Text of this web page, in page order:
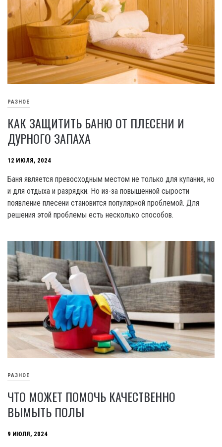
РАЗНОЕ
КАК ЗАЩИТИТЬ БАНЮ ОТ ПЛЕСЕНИ И
ДУРНОГО ЗАПАХА
12 ИЮЛЯ, 2024
Баня является превосходным местом не только для купания, но
и для отдыха и разрядки. Но из-за повышенной сырости
появление плесени становится популярной проблемой. Для
решения этой проблемы есть несколько способов.
РАЗНОЕ
ЧТО МОЖЕТ ПОМОЧЬ КАЧЕСТВЕННО
ВЫМЫТЬ ПОЛЫ
9 ИЮЛЯ, 2024